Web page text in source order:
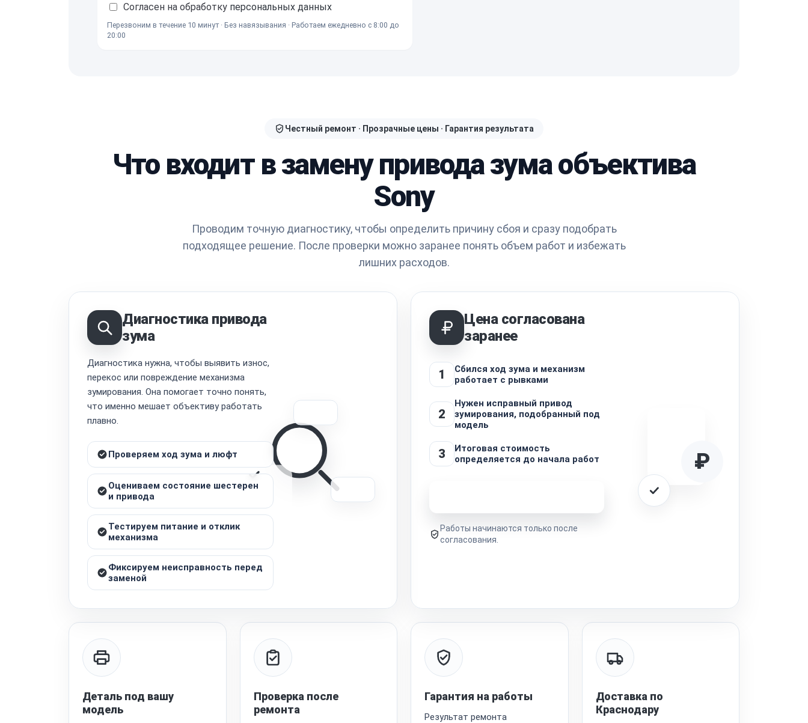
Согласен на обработку персональных данных
Перезвоним в течение 10 минут · Без навязывания · Работаем ежедневно с 8:00 до
20:00
Честный ремонт · Прозрачные цены · Гарантия результата
Что входит в замену привода зума объектива
Sony
Проводим точную диагностику, чтобы определить причину сбоя и сразу подобрать
подходящее решение. После проверки можно заранее понять объем работ и избежать
лишних расходов.
Диагностика привода
зума
Диагностика нужна, чтобы выявить износ,
перекос или повреждение механизма
зумирования. Она помогает точно понять,
что именно мешает объективу работать
плавно.
Проверяем ход зума и люфт
Оцениваем состояние шестерен
и привода
Тестируем питание и отклик
механизма
Фиксируем неисправность перед
заменой
Цена согласована
заранее
1
Сбился ход зума и механизм
работает с рывками
2
Нужен исправный привод
зумирования, подобранный под
модель
3
Итоговая стоимость
определяется до начала работ
Работы начинаются только после
согласования.
₽
Деталь под вашу
модель
Проверка после
ремонта
Гарантия на работы
Результат ремонта
Доставка по
Краснодару